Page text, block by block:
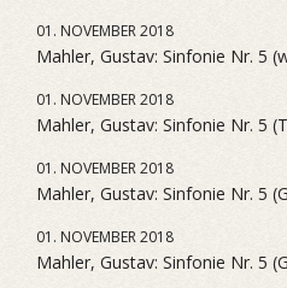
01. NOVEMBER 2018
Mahler, Gustav: Sinfonie Nr. 5
01. NOVEMBER 2018
Mahler, Gustav: Sinfonie Nr. 5
01. NOVEMBER 2018
Mahler, Gustav: Sinfonie Nr. 5
01. NOVEMBER 2018
Mahler, Gustav: Sinfonie Nr. 5